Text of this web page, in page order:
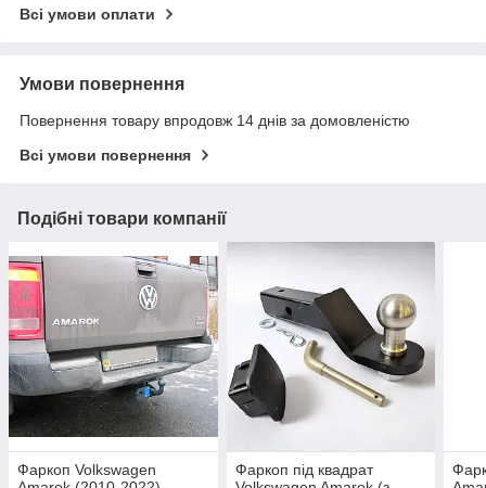
Всі умови оплати
Умови повернення
Повернення товару впродовж 14 днів за домовленістю
Всі умови повернення
Подібні товари компанії
Фаркоп Volkswagen
Фаркоп під квадрат